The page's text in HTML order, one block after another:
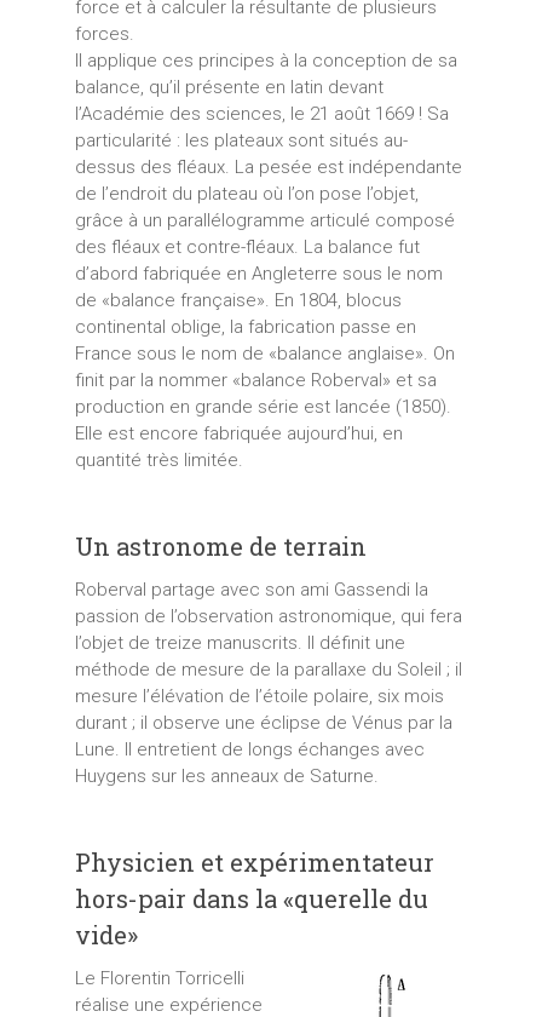
force et à calculer la résultante de plusieurs
forces.
Il applique ces principes à la conception de sa
balance, qu’il présente en latin devant
l’Académie des sciences, le 21 août 1669 ! Sa
particularité : les plateaux sont situés au-
dessus des fléaux. La pesée est indépendante
de l’endroit du plateau où l’on pose l’objet,
grâce à un parallélogramme articulé composé
des fléaux et contre-fléaux. La balance fut
d’abord fabriquée en Angleterre sous le nom
de «balance française». En 1804, blocus
continental oblige, la fabrication passe en
France sous le nom de «balance anglaise». On
finit par la nommer «balance Roberval» et sa
production en grande série est lancée (1850).
Elle est encore fabriquée aujourd’hui, en
quantité très limitée.
Un astronome de terrain
Roberval partage avec son ami Gassendi la
passion de l’observation astronomique, qui fera
l’objet de treize manuscrits. Il définit une
méthode de mesure de la parallaxe du Soleil ; il
mesure l’élévation de l’étoile polaire, six mois
durant ; il observe une éclipse de Vénus par la
Lune. Il entretient de longs échanges avec
Huygens sur les anneaux de Saturne.
Physicien et expérimentateur
hors-pair dans la «querelle du
vide»
Le Florentin Torricelli
réalise une expérience